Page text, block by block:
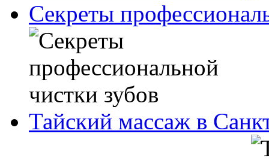
Секреты
Тайский массаж в